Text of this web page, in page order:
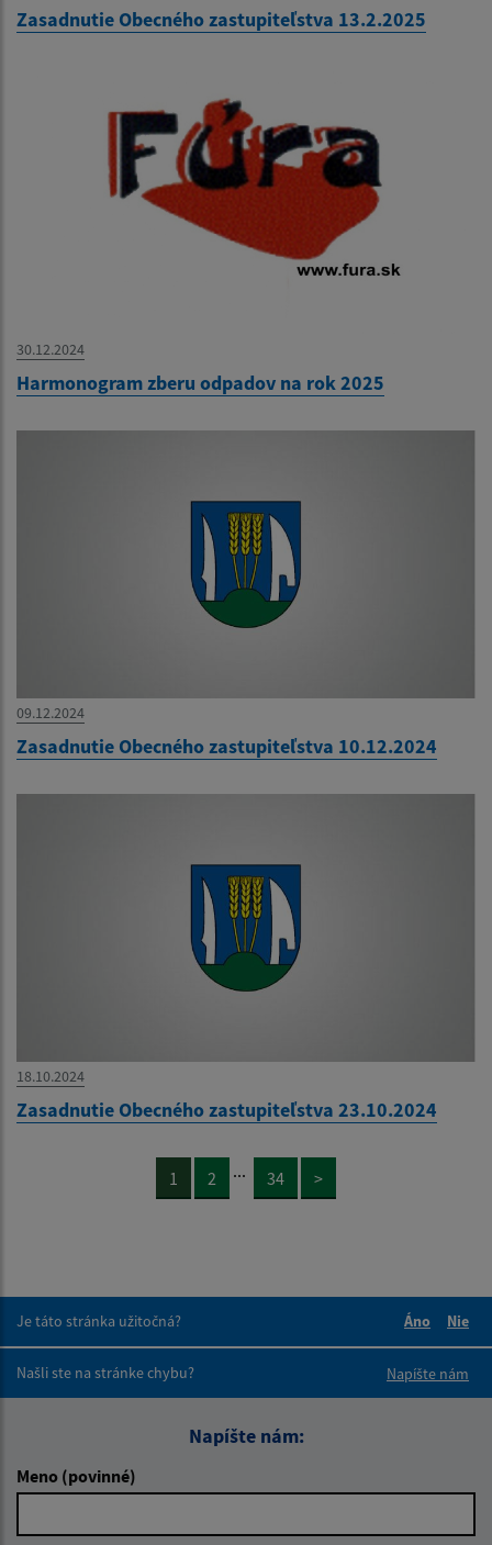
Zasadnutie Obecného zastupiteľstva 13.2.2025
30.12.2024
Harmonogram zberu odpadov na rok 2025
09.12.2024
Zasadnutie Obecného zastupiteľstva 10.12.2024
18.10.2024
Zasadnutie Obecného zastupiteľstva 23.10.2024
1 2 ... 34 >
Je táto stránka užitočná?
Áno
Nie
Našli ste na stránke chybu?
Napíšte nám
Napíšte nám:
Meno (povinné)